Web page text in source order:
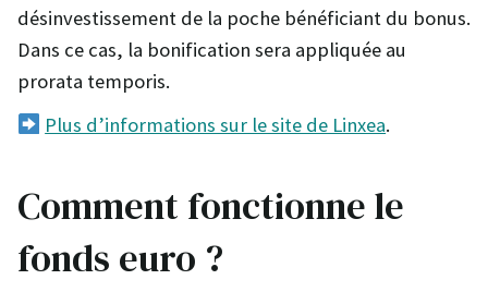
désinvestissement de la poche bénéficiant du bonus.
Dans ce cas, la bonification sera appliquée au
prorata temporis.
Plus d’informations sur le site de Linxea.
Comment fonctionne le
fonds euro ?